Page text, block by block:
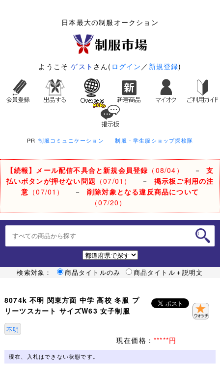
日本最大の制服オークション
ようこそゲスト さん( ログイン ／ 新規登録)
PR 制服コミュニケーション 制服・学生服ショップ探検隊
【続報】メール配信不具合と新規会員登録 （08/04） －支
払いボタンが押せない問題 （07/01） － 掲示板ご利用の注
意 （07/01） － 削除対象となる違反商品について
（07/20）
検索対象： 商品タイトルのみ 商品タイトル＋説明文
8074k 不明 関東方面 中学 高校 冬服 プ
リーツスカート サイズW63 女子制服
不明
現在価格： *****円
現在、入札はできない状態です。